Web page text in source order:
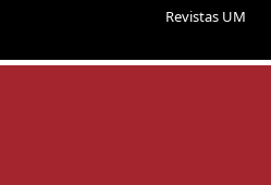
Revistas UM